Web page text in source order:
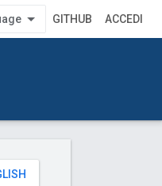
GITHUB ACCEDI